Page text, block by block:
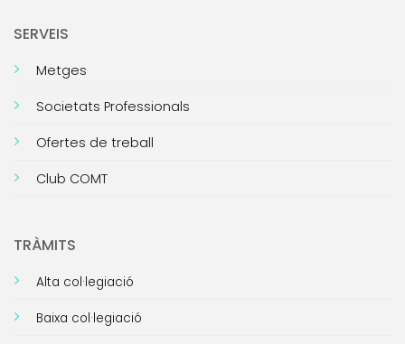
SERVEIS
Metges
Societats Professionals
Ofertes de treball
Club COMT
TRÀMITS
Alta col·legiació
Baixa col·legiació